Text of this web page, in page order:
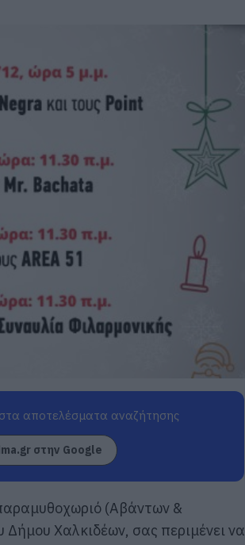
αποτελέσματα αναζήτησης
στην Google
(Αβάντων &
Χαλκιδέων, σας περιμένει να